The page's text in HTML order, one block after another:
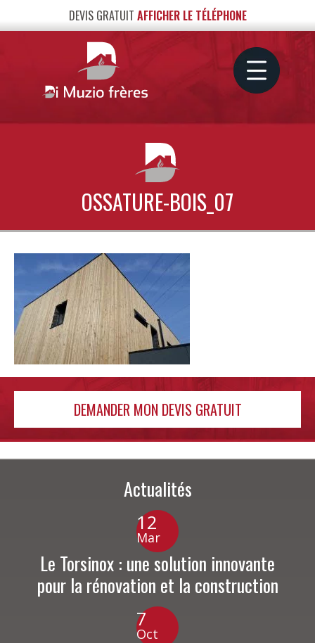
DEVIS GRATUIT AFFICHER LE TÉLÉPHONE
OSSATURE-BOIS_07
DEMANDER MON DEVIS GRATUIT
Actualités
12
Mar
Le Torsinox : une solution innovante
pour la rénovation et la construction
7
Oct